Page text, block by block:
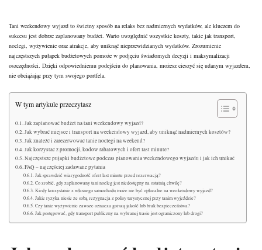
Tani weekendowy wyjazd to świetny sposób na relaks bez nadmiernych wydatków, ale kluczem do
sukcesu jest dobrze zaplanowany budżet. Warto uwzględnić wszystkie koszty, takie jak transport,
noclegi, wyżywienie oraz atrakcje, aby uniknąć nieprzewidzianych wydatków. Zrozumienie
najczęstszych pułapek budżetowych pomoże w podjęciu świadomych decyzji i maksymalizacji
oszczędności. Dzięki odpowiedniemu podejściu do planowania, możesz cieszyć się udanym wyjazdem,
nie obciążając przy tym swojego portfela.
W tym artykule przeczytasz
Jak zaplanować budżet na tani weekendowy wyjazd?
Jak wybrać miejsce i transport na weekendowy wyjazd, aby uniknąć nadmiernych kosztów?
Jak znaleźć i zarezerwować tanie noclegi na weekend?
Jak korzystać z promocji, kodów rabatowych i ofert last minute?
Najczęstsze pułapki budżetowe podczas planowania weekendowego wyjazdu i jak ich unikać
FAQ – najczęściej zadawane pytania
Jak sprawdzić wiarygodność ofert last minute przed rezerwacją?
Co zrobić, gdy zaplanowany tani nocleg jest niedostępny na ostatnią chwilę?
Kiedy korzystanie z własnego samochodu może nie być opłacalne na weekendowy wyjazd?
Jakie ryzyka niesie ze sobą rezygnacja z polisy turystycznej przy tanim wyjeździe?
Czy tanie wyżywienie zawsze oznacza gorszą jakość lub brak bezpieczeństwa?
Jak postępować, gdy transport publiczny na wybranej trasie jest ograniczony lub drogi?